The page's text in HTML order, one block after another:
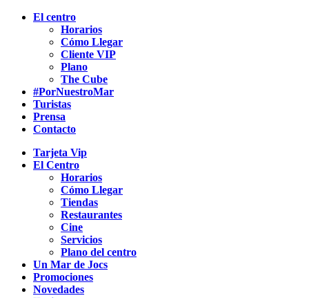
El centro
Horarios
Cómo Llegar
Cliente VIP
Plano
The Cube
#PorNuestroMar
Turistas
Prensa
Contacto
Tarjeta Vip
El Centro
Horarios
Cómo Llegar
Tiendas
Restaurantes
Cine
Servicios
Plano del centro
Un Mar de Jocs
Promociones
Novedades